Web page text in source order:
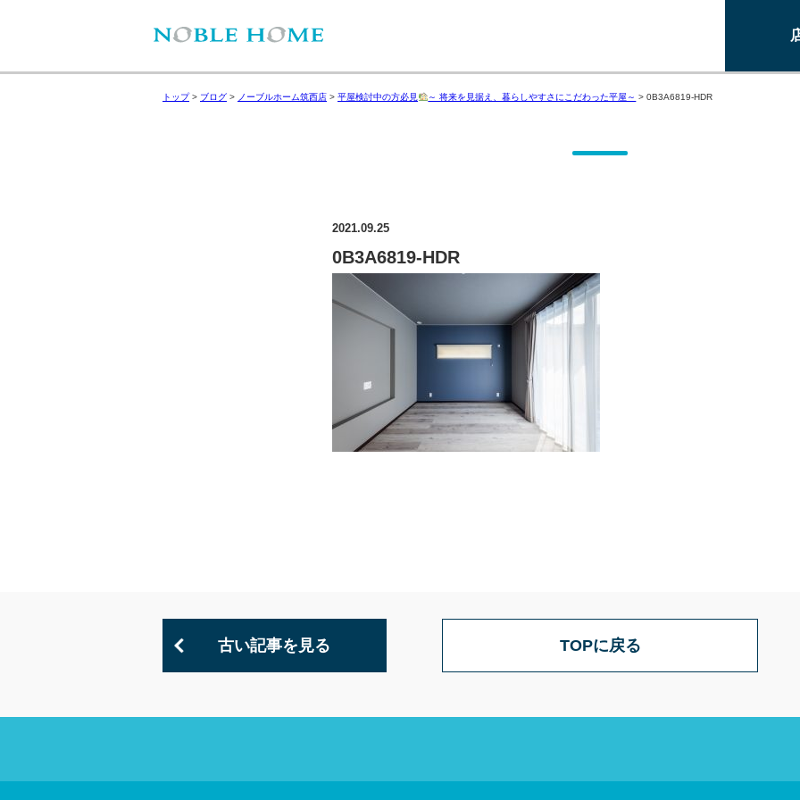
トップ> ブログ > ノーブルホーム筑西店 > 平屋検討中の方必見 ～ 将来を見据え、暮らしやすさにこだわった平屋～ >0B3A6819-HDR
2021.09.25
0B3A6819-HDR
古い記事を見る TOPに戻る